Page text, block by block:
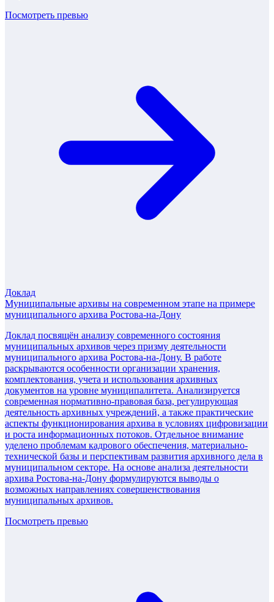
Посмотреть превью
Доклад
Муниципальные архивы на современном этапе на примере
муниципального архива Ростова-на-Дону
Доклад посвящён анализу современного состояния
муниципальных архивов через призму деятельности
муниципального архива Ростова-на-Дону. В работе
раскрываются особенности организации хранения,
комплектования, учета и использования архивных
документов на уровне муниципалитета. Анализируется
современная нормативно-правовая база, регулирующая
деятельность архивных учреждений, а также практические
аспекты функционирования архива в условиях цифровизации
и роста информационных потоков. Отдельное внимание
уделено проблемам кадрового обеспечения, материально-
технической базы и перспективам развития архивного дела в
муниципальном секторе. На основе анализа деятельности
архива Ростова-на-Дону формулируются выводы о
возможных направлениях совершенствования
муниципальных архивов.
Посмотреть превью